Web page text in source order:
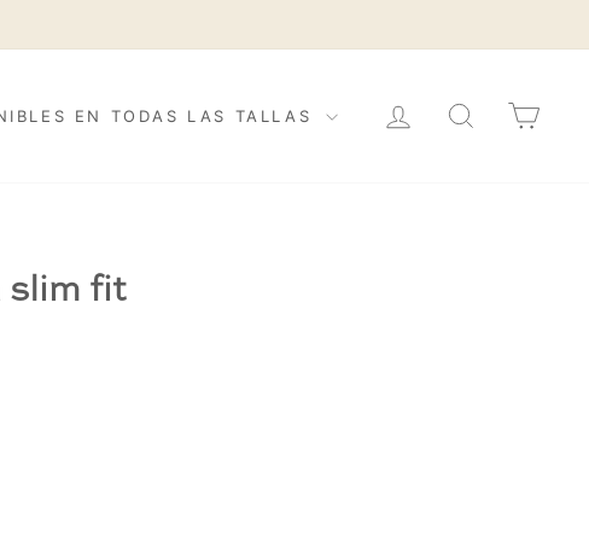
EN TODAS LAS TALLAS INICIAR SESIÓN
BUSCAR
slim fit